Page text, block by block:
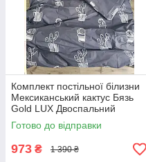
Комплект постільної білизни
Мексиканський кактус Бязь
Gold LUX Двоспальний
розмір 175х215см
Готово до відправки
973 ₴ 1 390 ₴